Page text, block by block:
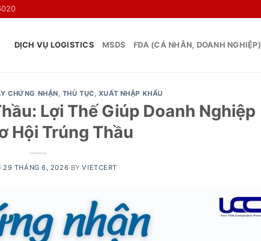
DỊCH VỤ LOGISTICS MSDS FDA (CÁ NHÂN, DOANH NGHIỆP)
CHỨNG NHẬN, THỦ TỤC, XUẤT NHẬP KHẨU
Lợi Thế Giúp Doanh Nghiệp
Hội Trúng Thầu
29 THÁNG 6, 2026 BYVIETCERT